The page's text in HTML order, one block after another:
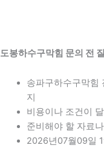
도봉하수구막힘 문의 전
송파구하수구막힘
지
비용이나 조건이
준비해야 할 자료
2026년07월09일